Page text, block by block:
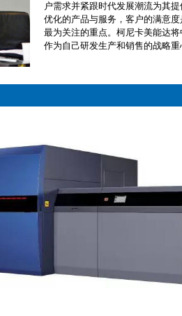
户需求并紧跟时代发展潮流为其提
优化的产品与服务，客户的满意度
最为关注的重点。柯尼卡美能达将
作为自己研发生产和销售的战略重